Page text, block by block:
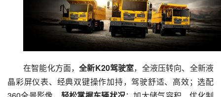
在智能化方面，全新K20驾驶室，全液压转向、全新液
晶彩屏仪表、经典双键操作加持，驾驶舒适、高效；选配